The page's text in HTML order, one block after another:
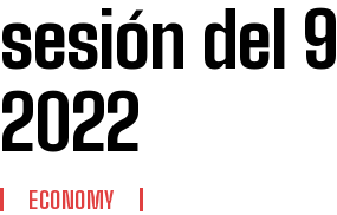
sesión del
2022
ECONOMY